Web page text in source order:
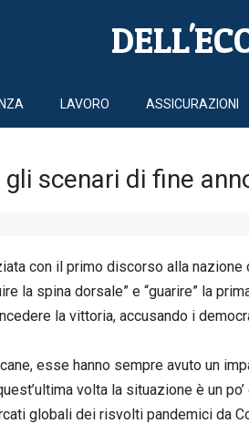
LAVORO ASSICURAZIONI
scenari di fine
con il primo discorso alla nazione
la spina dorsale” e “guarire” la
la vittoria, accusando i
esse hanno sempre avuto un
volta la situazione è un
globali dei risvolti pandemici da